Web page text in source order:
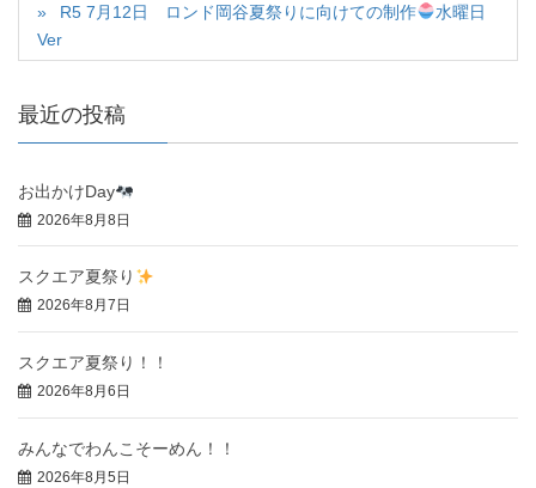
R5 7月12日 ロンド岡谷夏祭りに向けての制作
水曜日
Ver
最近の投稿
お出かけDay
2026年8月8日
スクエア夏祭り
2026年8月7日
スクエア夏祭り！！
2026年8月6日
みんなでわんこそーめん！！
2026年8月5日